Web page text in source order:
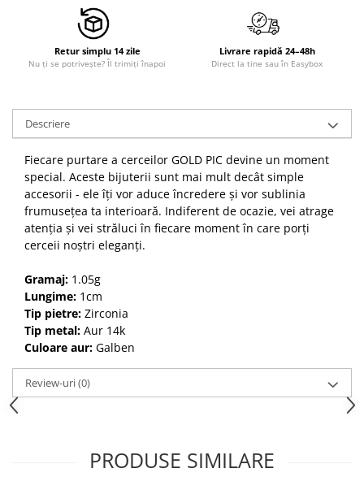
Retur simplu 14 zile
Nu ți se potrivește? Îl trimiți înapoi
Livrare rapidă 24–48h
Direct la tine sau în Easybox
Descriere
Fiecare purtare a cerceilor GOLD PIC devine un moment
special. Aceste bijuterii sunt mai mult decât simple
accesorii - ele îți vor aduce încredere și vor sublinia
frumusețea ta interioară. Indiferent de ocazie, vei atrage
atenția și vei străluci în fiecare moment în care porți
cerceii noștri eleganți.
Gramaj: 1.05g
Lungime: 1cm
Tip pietre: Zirconia
Tip metal: Aur 14k
Culoare aur: Galben
Review-uri(0)
PRODUSE SIMILARE